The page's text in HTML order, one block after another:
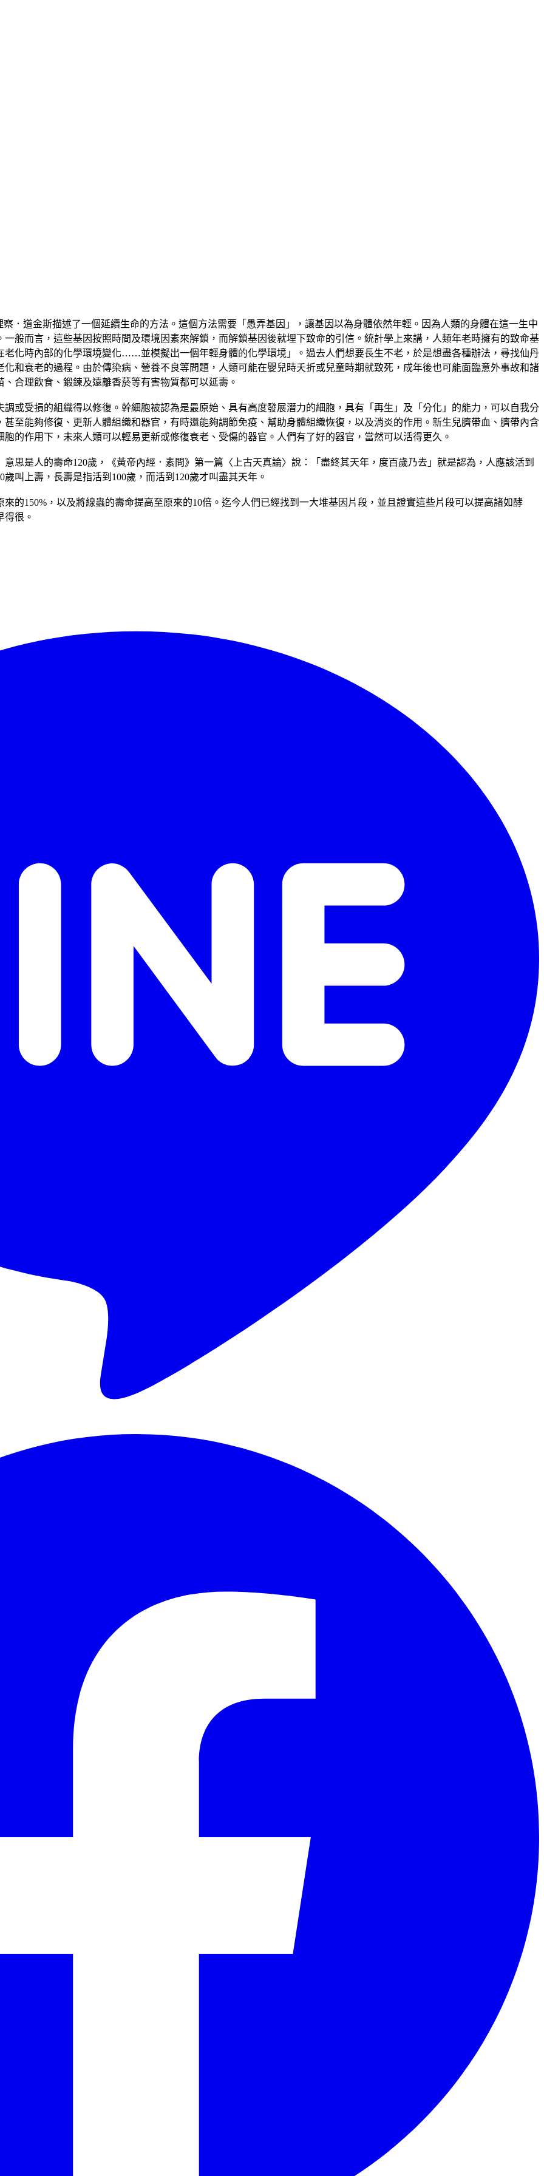
察．道金斯描述了一個延續生命的方法。這個方法需要「愚弄基因」，讓基因以為身體依然年輕。因為人類的身體在這一生中
般而言，這些基因按照時間及環境因素來解鎖，而解鎖基因後就埋下致命的引信。統計學上來講，人類年老時擁有的致命基
化時內部的化學環境變化……並模擬出一個年輕身體的化學環境」。過去人們想要長生不老，於是想盡各種辦法，尋找仙丹
和衰老的過程。由於傳染病、營養不良等問題，人類可能在嬰兒時夭折或兒童時期就致死，成年後也可能面臨意外事故和諸
合理飲食、鍛鍊及遠離香菸等有害物質都可以延壽。
或受損的組織得以修復。幹細胞被認為是最原始、具有高度發展潛力的細胞，具有「再生」及「分化」的能力，可以自我分
至能夠修復、更新人體組織和器官，有時還能夠調節免疫、幫助身體組織恢復，以及消炎的作用。新生兒臍帶血、臍帶內含
的作用下，未來人類可以輕易更新或修復衰老、受傷的器官。人們有了好的器官，當然可以活得更久。
思是人的壽命120歲，《黃帝內經．素問》第一篇〈上古天真論〉說：「盡終其天年，度百歲乃去」就是認為，人應該活到
叫上壽，長壽是指活到100歲，而活到120歲才叫盡其天年。
的150%，以及將線蟲的壽命提高至原來的10倍。迄今人們已經找到一大堆基因片段，並且證實這些片段可以提高諸如酵
很。